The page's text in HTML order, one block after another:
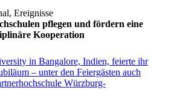
Ereignisse
pflegen und fördern eine
Kooperation